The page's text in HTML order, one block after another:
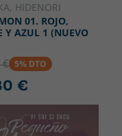
HIDENORI
01. ROJO,
Y AZUL 1 (NUEVO
€ 5% DTO
€